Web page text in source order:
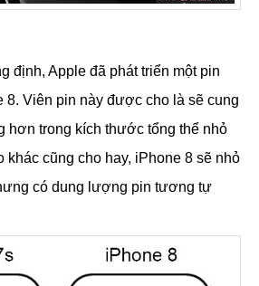
định, Apple đã phát triển một pin
8. Viên pin này được cho là sẽ cung
hơn trong kích thước tổng thể nhỏ
khác cũng cho hay, iPhone 8 sẽ nhỏ
có dung lượng pin tương tự